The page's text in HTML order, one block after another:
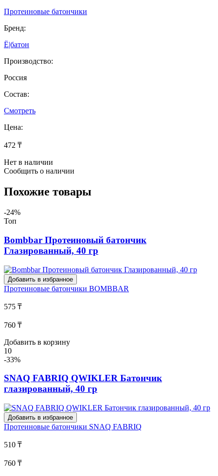
Протеиновые батончики
Бренд:
Ё|батон
Производство:
Россия
Состав:
Смотреть
Цена:
472 ₸
Нет в наличии
Сообщить о наличии
Похожие товары
-24%
Топ
Bombbar Протеиновый батончик
Глазированный, 40 гр
Добавить в избранное
Протеиновые батончики BOMBBAR
575 ₸
760 ₸
Добавить в корзину
10
-33%
SNAQ FABRIQ QWIKLER Батончик
глазированный, 40 гр
Добавить в избранное
Протеиновые батончики SNAQ FABRIQ
510 ₸
760 ₸